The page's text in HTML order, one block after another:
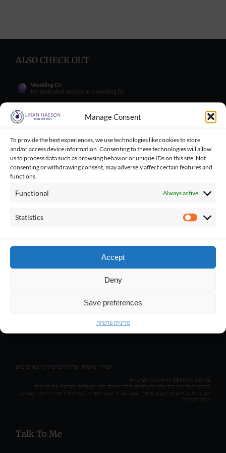
Manage Consent
To provide the best experiences, we use technologies like cookies to store
and/or access device information. Consenting to these technologies will allow
us to process data such as browsing behavior or unique IDs on this site. Not
consenting or withdrawing consent, may adversely affect certain features and
functions.
Functional Always active
Statistics Statistics
Accept
Deny
Save preferences
מדיניות פרטיות
ALSO CHECK OUT
Wedding DJ
My dedicated website as a wedding DJ
My dedicated website as a wedding Singer
Wedding Tips for Engaged Couples
Wedding tips facebook group for engaged couples
Balloncini
My wife's business - balloons for wedding
Playbacks Catalog
LIRAN HASSON • COMPOSER & MUSIC PRODUCER
הצהרת נגישות | מדיניות פרטיות | תנאי שימוש
בהתאם לתיקון 13 לחוק הגנת הפרטיות
בהשארת פרטים בכל אחד מהטפסים ברחבי האתר, הנך מאשר/ת שקראת את מדיניות
הפרטיות וכי ידוע שייתכן כי פרטיך יעובדו על ידי ספקי תשתית כמו דוא"ל ואירוח האתר כנדרש
למתן השירות.
Talk To Me